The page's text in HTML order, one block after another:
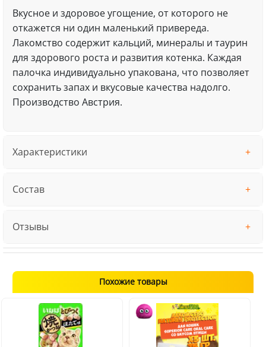
Вкусное и здоровое угощение, от которого не
откажется ни один маленький привереда.
Лакомство содержит кальций, минералы и таурин
для здорового роста и развития котенка. Каждая
палочка индивидуально упакована, что позволяет
сохранить запах и вкусовые качества надолго.
Производство Австрия.
Характеристики
Состав
Отзывы
Похожие товары